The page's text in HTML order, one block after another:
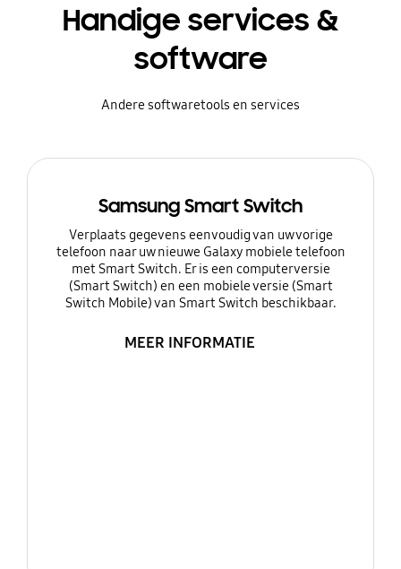
Handige services &
software
Andere softwaretools en services
Samsung Smart Switch
Verplaats gegevens eenvoudig van uw vorige
telefoon naar uw nieuwe Galaxy mobiele telefoon
met Smart Switch. Er is een computerversie
(Smart Switch) en een mobiele versie (Smart
Switch Mobile) van Smart Switch beschikbaar.
MEER INFORMATIE